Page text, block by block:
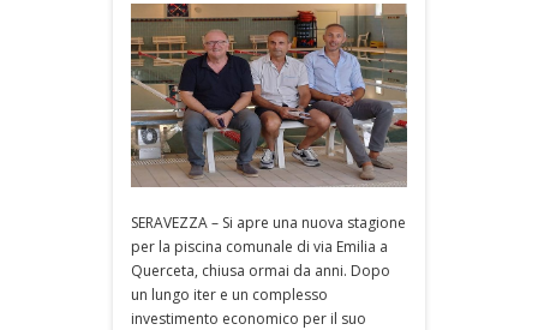
SERAVEZZA – Si apre una nuova stagione
per la piscina comunale di via Emilia a
Querceta, chiusa ormai da anni. Dopo
un lungo iter e un complesso
investimento economico per il suo